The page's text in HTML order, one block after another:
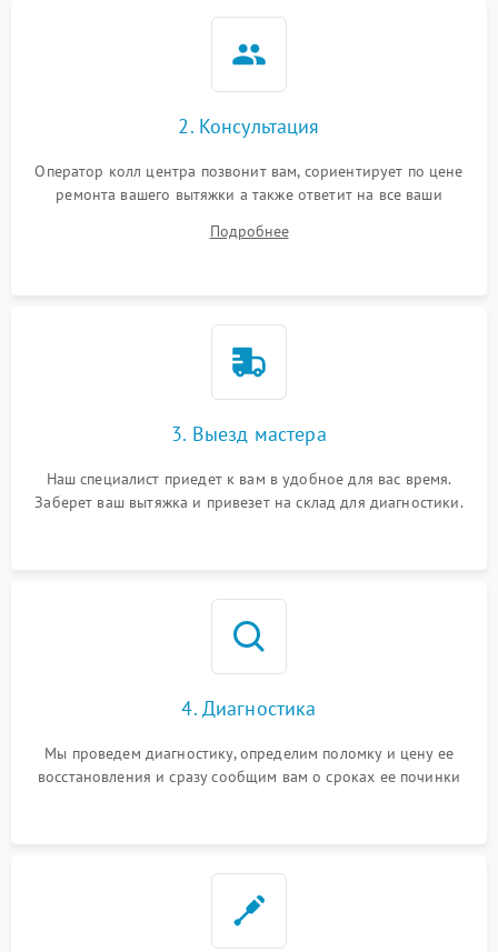
2. Консультация
Оператор колл центра позвонит вам, сориентирует по цене
ремонта вашего вытяжки а также ответит на все ваши
Подробнее
3. Выезд мастера
Наш специалист приедет к вам в удобное для вас время.
Заберет ваш вытяжка и привезет на склад для диагностики.
4. Диагностика
Мы проведем диагностику, определим поломку и цену ее
восстановления и сразу сообщим вам о сроках ее починки